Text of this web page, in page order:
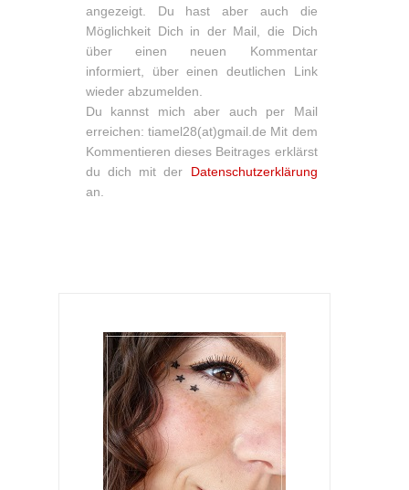
angezeigt. Du hast aber auch die
Möglichkeit Dich in der Mail, die Dich
über einen neuen Kommentar
informiert, über einen deutlichen Link
wieder abzumelden.
Du kannst mich aber auch per Mail
erreichen: tiamel28(at)gmail.de Mit dem
Kommentieren dieses Beitrages erklärst
du dich mit der Datenschutzerklärung
an.